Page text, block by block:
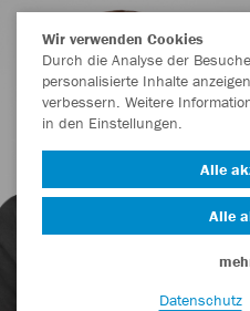
Wir verwenden Cookies
Durch die Analyse der
personalisierte Inhalte
verbessern. Weitere
in den Einstellungen.
Alle
Alle
Datenschutz